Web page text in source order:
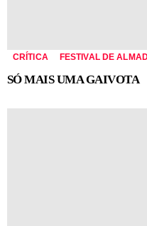
CRÍTICA FESTIVAL DE
SÓ MAIS UMA GAIVOTA